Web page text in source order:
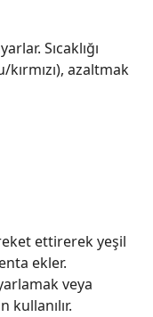
Sıcaklığı
azaltmak
ettirerek yeşil
ekler.
veya